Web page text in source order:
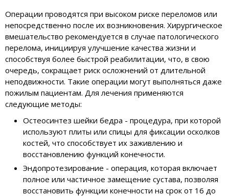
Операции проводятся при высоком риске переломов или
непосредственно после их возникновения. Хирургическое
вмешательство рекомендуется в случае патологического
перелома, инициируя улучшение качества жизни и
способствуя более быстрой реабилитации, что, в свою
очередь, сокращает риск осложнений от длительной
неподвижности. Такие операции могут выполняться даже
пожилым пациентам. Для лечения применяются
следующие методы:
Остеосинтез шейки бедра - процедура, при которой
используют плиты или спицы для фиксации осколков
костей, что способствует их заживлению и
восстановлению функций конечности.
Эндопротезирование - операция, которая включает
полное или частичное замещение сустава, позволяя
восстановить функции конечности на срок от 16 до